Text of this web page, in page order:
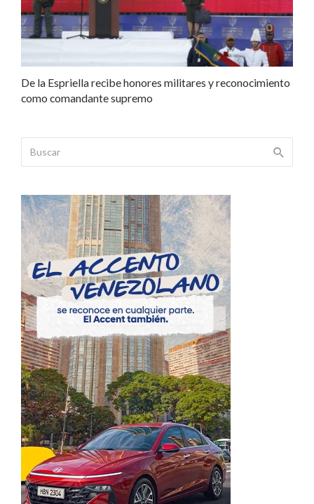
De la Espriella recibe honores militares y reconocimiento
como comandante supremo